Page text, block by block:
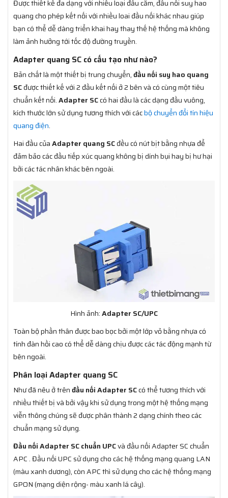
Được thiết kế đa dạng với nhiều loại đầu cắm, đầu nối suy hao
quang cho phép kết nối với nhiều loai đầu nối khác nhau giúp
bạn có thể dễ dàng triển khai hay thay thế hệ thống mà không
làm ảnh hưởng tới tốc độ đường truyền.
Adapter quang SC có cấu tạo như nào?
Bản chất là một thiết bị trung chuyển,đầu nối suy hao quang
SCđược thiết kế với 2 đầu kết nối ở 2 bên và có cùng một tiêu
chuẩn kết nối.Adapter SCcó hai đầu là các dạng đầu vuông,
kích thước lớn sử dụng tương thích với cácbộ chuyển đổi tín hiệu
quang điện.
Hai đầu củaAdapter quang SCđều có nút bịt bằng nhựa để
đảm bảo các đầu tiếp xúc quang không bị dính bụi hay bị hư hại
bởi các tác nhân khác bên ngoài.
Hình ảnh:Adapter SC/UPC
Toàn bộ phần thân được bao bọc bởi một lớp vỏ bằng nhựa có
tính đàn hồi cao có thể dễ dàng chịu được các tác động mạnh từ
bên ngoài.
Phân loại Adapter quang SC
Như đã nêu ở trênđầu nối Adapter SCcó thể tương thích với
nhiều thiết bị và bởi vậy khi sử dụng trong một hệ thống mạng
viễn thông chúng sẽ được phân thành 2 dạng chính theo các
chuẩn mạng sử dụng.
Đầu nối Adapter SC chuẩn UPCvà đầu nối Adapter SC chuẩn
APC . Đầu nối UPC sử dụng cho các hệ thống mạng quang LAN
(màu xanh dương), còn APC thì sử dụng cho các hệ thống mạng
GPON (mạng diện rộng- màu xanh lá cây).